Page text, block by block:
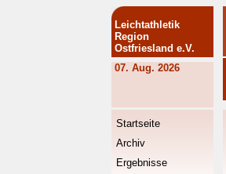
Leichtathletik
Region
Ostfriesland e.V.
07. Aug. 2026
Startseite
Archiv
Ergebnisse